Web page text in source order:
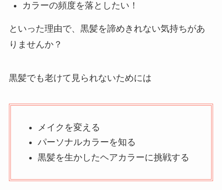
カラーの頻度を落としたい！
といった理由で、黒髪を諦めきれない気持ちがあ
りませんか？
黒髪でも老けて見られないためには
メイクを変える
パーソナルカラーを知る
黒髪を生かしたヘアカラーに挑戦する